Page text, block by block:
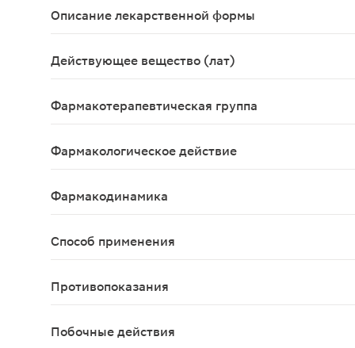
Описание лекарственной формы
Капсулы твердые желатиновые, размер №1, с
Действующее вещество (лат)
Фармакотерапевтическая группа
Фармакологическое действие
Нифуроксазид – противомикробное средство,
Фармакодинамика
Способ применения
Применяется внутрь. Детям от З до 6 лет: 200
Противопоказания
Повышенная чувствительность к
Побочные действия